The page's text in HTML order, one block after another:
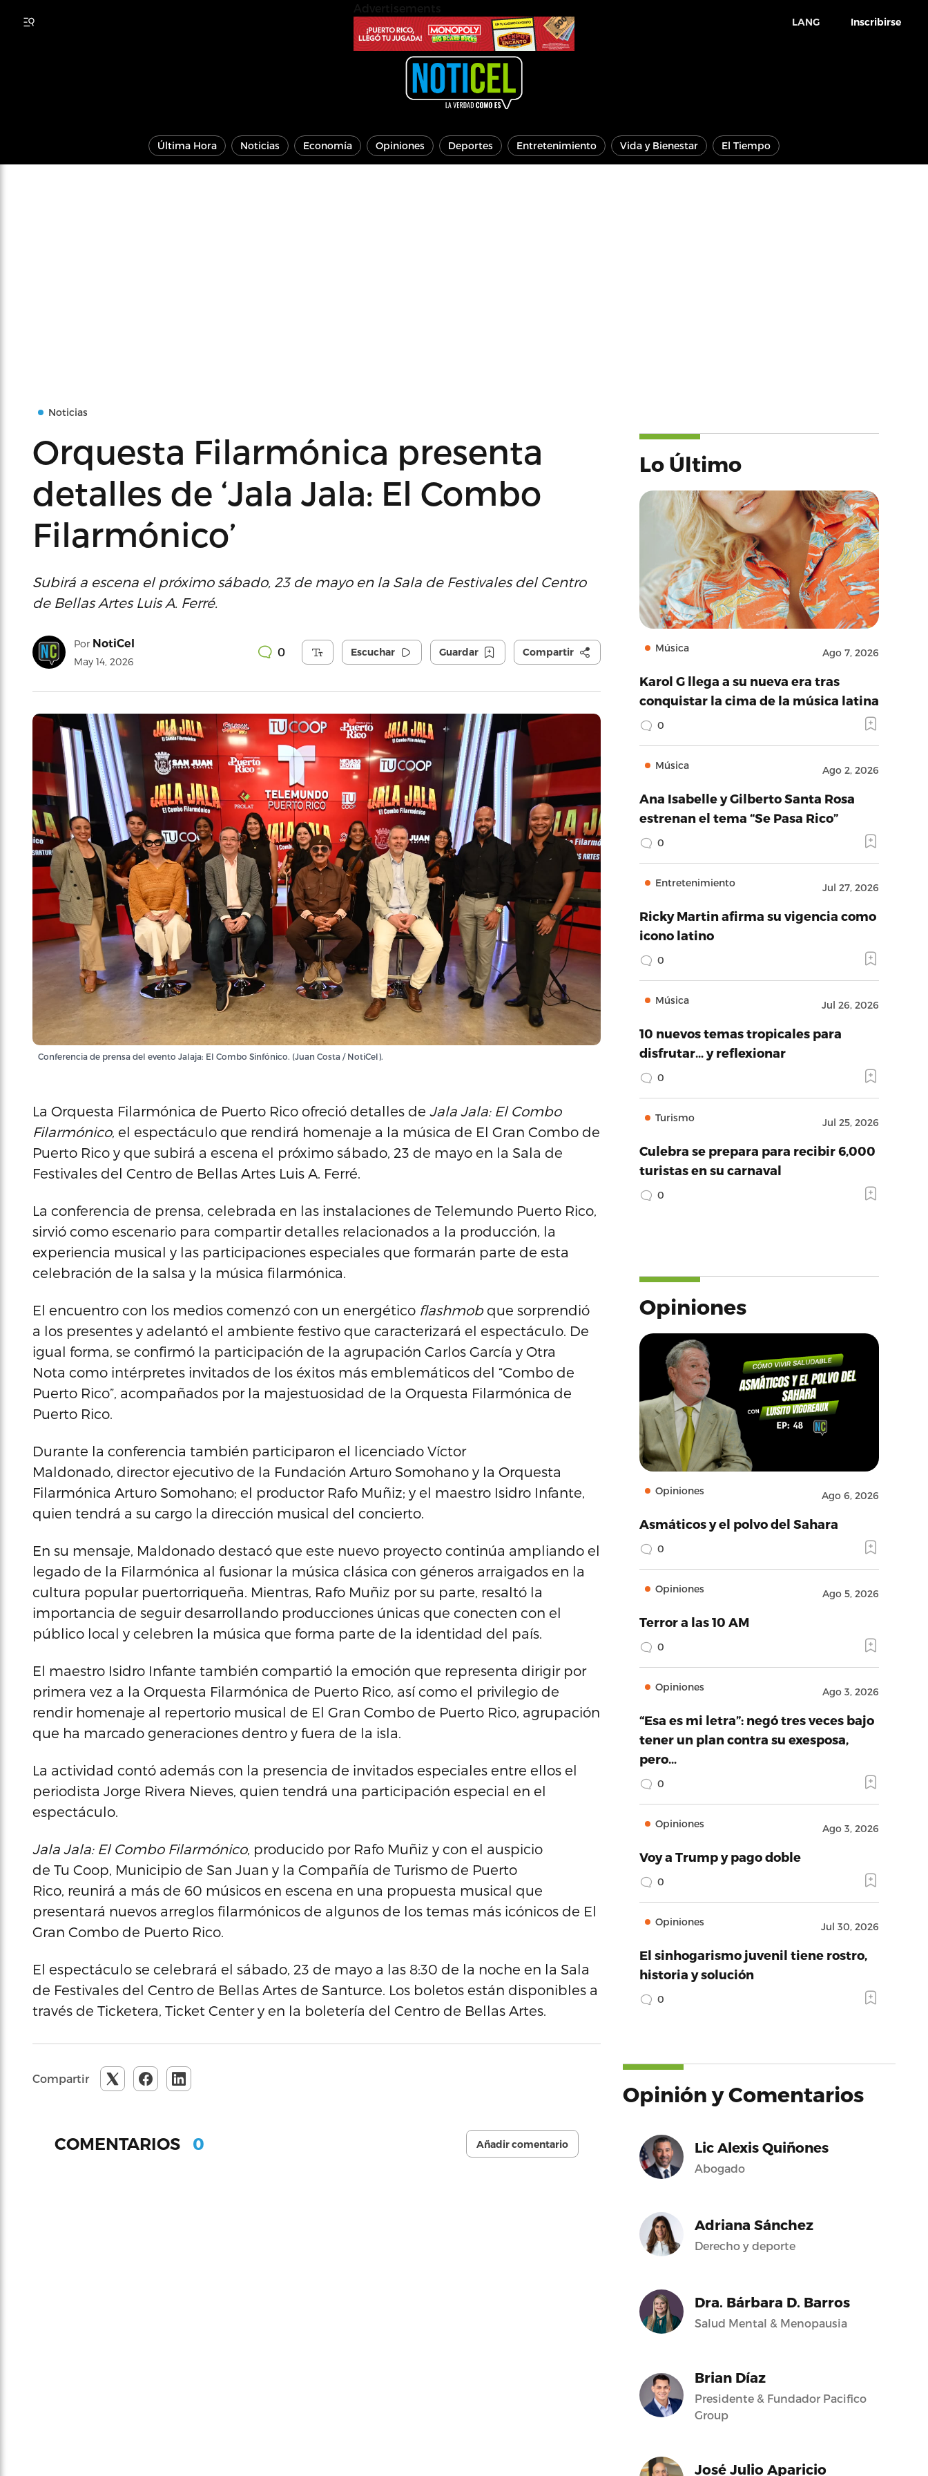
LANG Inscribirse
Última Hora Noticias Economía Opiniones Deportes Entretenimiento Vida y Bienestar El Tiempo
Noticias
Orquesta Filarmónica presenta
detalles de ‘Jala Jala: El Combo
Filarmónico’
Subirá a escena el próximo sábado, 23 de mayo en la Sala de Festivales del Centro
de Bellas Artes Luis A. Ferré.
Por NotiCel
May 14, 2026
0 Escuchar Guardar Compartir
Conferencia de prensa del evento Jalaja: El Combo Sinfónico. (Juan Costa / NotiCel).
La Orquesta Filarmónica de Puerto Rico ofreció detalles de Jala Jala: El Combo
Filarmónico, el espectáculo que rendirá homenaje a la música de El Gran Combo de
Puerto Rico y que subirá a escena el próximo sábado, 23 de mayo en la Sala de
Festivales del Centro de Bellas Artes Luis A. Ferré.
La conferencia de prensa, celebrada en las instalaciones de Telemundo Puerto Rico,
sirvió como escenario para compartir detalles relacionados a la producción, la
experiencia musical y las participaciones especiales que formarán parte de esta
celebración de la salsa y la música filarmónica.
El encuentro con los medios comenzó con un energético flashmobque sorprendió
a los presentes y adelantó el ambiente festivo que caracterizará el espectáculo. De
igual forma, se confirmó la participación de la agrupación Carlos García y Otra
Nota como intérpretes invitados de los éxitos más emblemáticos del “Combo de
Puerto Rico”, acompañados por la majestuosidad de la Orquesta Filarmónica de
Puerto Rico.
Durante la conferencia también participaron el licenciado Víctor
Maldonado, director ejecutivo de la Fundación Arturo Somohano y la Orquesta
Filarmónica Arturo Somohano; el productor Rafo Muñiz; y el maestro Isidro Infante,
quien tendrá a su cargo la dirección musical del concierto.
En su mensaje, Maldonado destacó que este nuevo proyecto continúa ampliando el
legado de la Filarmónica al fusionar la música clásica con géneros arraigados en la
cultura popular puertorriqueña. Mientras, Rafo Muñiz por su parte, resaltó la
importancia de seguir desarrollando producciones únicas que conecten con el
público local y celebren la música que forma parte de la identidad del país.
El maestro Isidro Infante también compartió la emoción que representa dirigir por
primera vez a la Orquesta Filarmónica de Puerto Rico, así como el privilegio de
rendir homenaje al repertorio musical de El Gran Combo de Puerto Rico, agrupación
que ha marcado generaciones dentro y fuera de la isla.
La actividad contó además con la presencia de invitados especiales entre ellos el
periodista Jorge Rivera Nieves, quien tendrá una participación especial en el
espectáculo.
Jala Jala: El Combo Filarmónico, producido por Rafo Muñiz y con el auspicio
de Tu Coop, Municipio de San Juan y la Compañía de Turismo de Puerto
Rico, reunirá a más de 60 músicos en escena en una propuesta musical que
presentará nuevos arreglos filarmónicos de algunos de los temas más icónicos de El
Gran Combo de Puerto Rico.
El espectáculo se celebrará el sábado, 23 de mayo a las 8:30 de la noche en la Sala
de Festivales del Centro de Bellas Artes de Santurce. Los boletos están disponibles a
través de Ticketera, Ticket Center y en la boletería del Centro de Bellas Artes.
Compartir
COMENTARIOS 0 Añadir comentario
Lo Último
Música Ago 7, 2026
Karol G llega a su nueva era tras
conquistar la cima de la música latina
0
Música Ago 2, 2026
Ana Isabelle y Gilberto Santa Rosa
estrenan el tema “Se Pasa Rico”
0
Entretenimiento Jul 27, 2026
Ricky Martin afirma su vigencia como
icono latino
0
Música Jul 26, 2026
10 nuevos temas tropicales para
disfrutar… y reflexionar
0
Turismo Jul 25, 2026
Culebra se prepara para recibir 6,000
turistas en su carnaval
0
Opiniones
Opiniones Ago 6, 2026
Asmáticos y el polvo del Sahara
0
Opiniones Ago 5, 2026
Terror a las 10 AM
0
Opiniones Ago 3, 2026
“Esa es mi letra”: negó tres veces bajo
tener un plan contra su exesposa,
pero…
0
Opiniones Ago 3, 2026
Voy a Trump y pago doble
0
Opiniones Jul 30, 2026
El sinhogarismo juvenil tiene rostro,
historia y solución
0
Opinión y Comentarios
Lic Alexis Quiñones
Abogado
Adriana Sánchez
Derecho y deporte
Dra. Bárbara D. Barros
Salud Mental & Menopausia
Brian Díaz
Presidente & Fundador Pacifico
Group
José Julio Aparicio